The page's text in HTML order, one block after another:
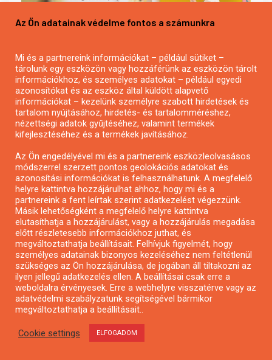
Pár perc kortárs – rövidfilm pályázat
Városzöldítő ötletpályázat
Az Ön adatainak védelme fontos a számunkra
Mi és a partnereink információkat – például sütiket –
tárolunk egy eszközön vagy hozzáférünk az eszközön tárolt
információkhoz, és személyes adatokat – például egyedi
azonosítókat és az eszköz által küldött alapvető
információkat – kezelünk személyre szabott hirdetések és
tartalom nyújtásához, hirdetés- és tartalomméréshez,
nézettségi adatok gyűjtéséhez, valamint termékek
kifejlesztéséhez és a termékek javításához.
Az Ön engedélyével mi és a partnereink eszközleolvasásos
módszerrel szerzett pontos geolokációs adatokat és
azonosítási információkat is felhasználhatunk. A megfelelő
helyre kattintva hozzájárulhat ahhoz, hogy mi és a
partnereink a fent leírtak szerint adatkezelést végezzünk.
Másik lehetőségként a megfelelő helyre kattintva
elutasíthatja a hozzájárulást, vagy a hozzájárulás megadása
előtt részletesebb információkhoz juthat, és
megváltoztathatja beállításait. Felhívjuk figyelmét, hogy
személyes adatainak bizonyos kezeléséhez nem feltétlenül
szükséges az Ön hozzájárulása, de jogában áll tiltakozni az
ilyen jellegű adatkezelés ellen. A beállításai csak erre a
weboldalra érvényesek. Erre a webhelyre visszatérve vagy az
adatvédelmi szabályzatunk segítségével bármikor
megváltoztathatja a beállításait..
Cookie settings ELFOGADOM